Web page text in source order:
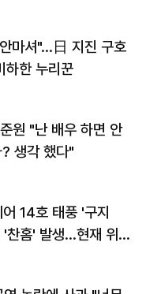
마셔"…日 지진 구호
하한 누리꾼
원 "난 배우 하면 안
생각 했다"
14호 태풍 '구지
'찬홈' 발생…현재 위